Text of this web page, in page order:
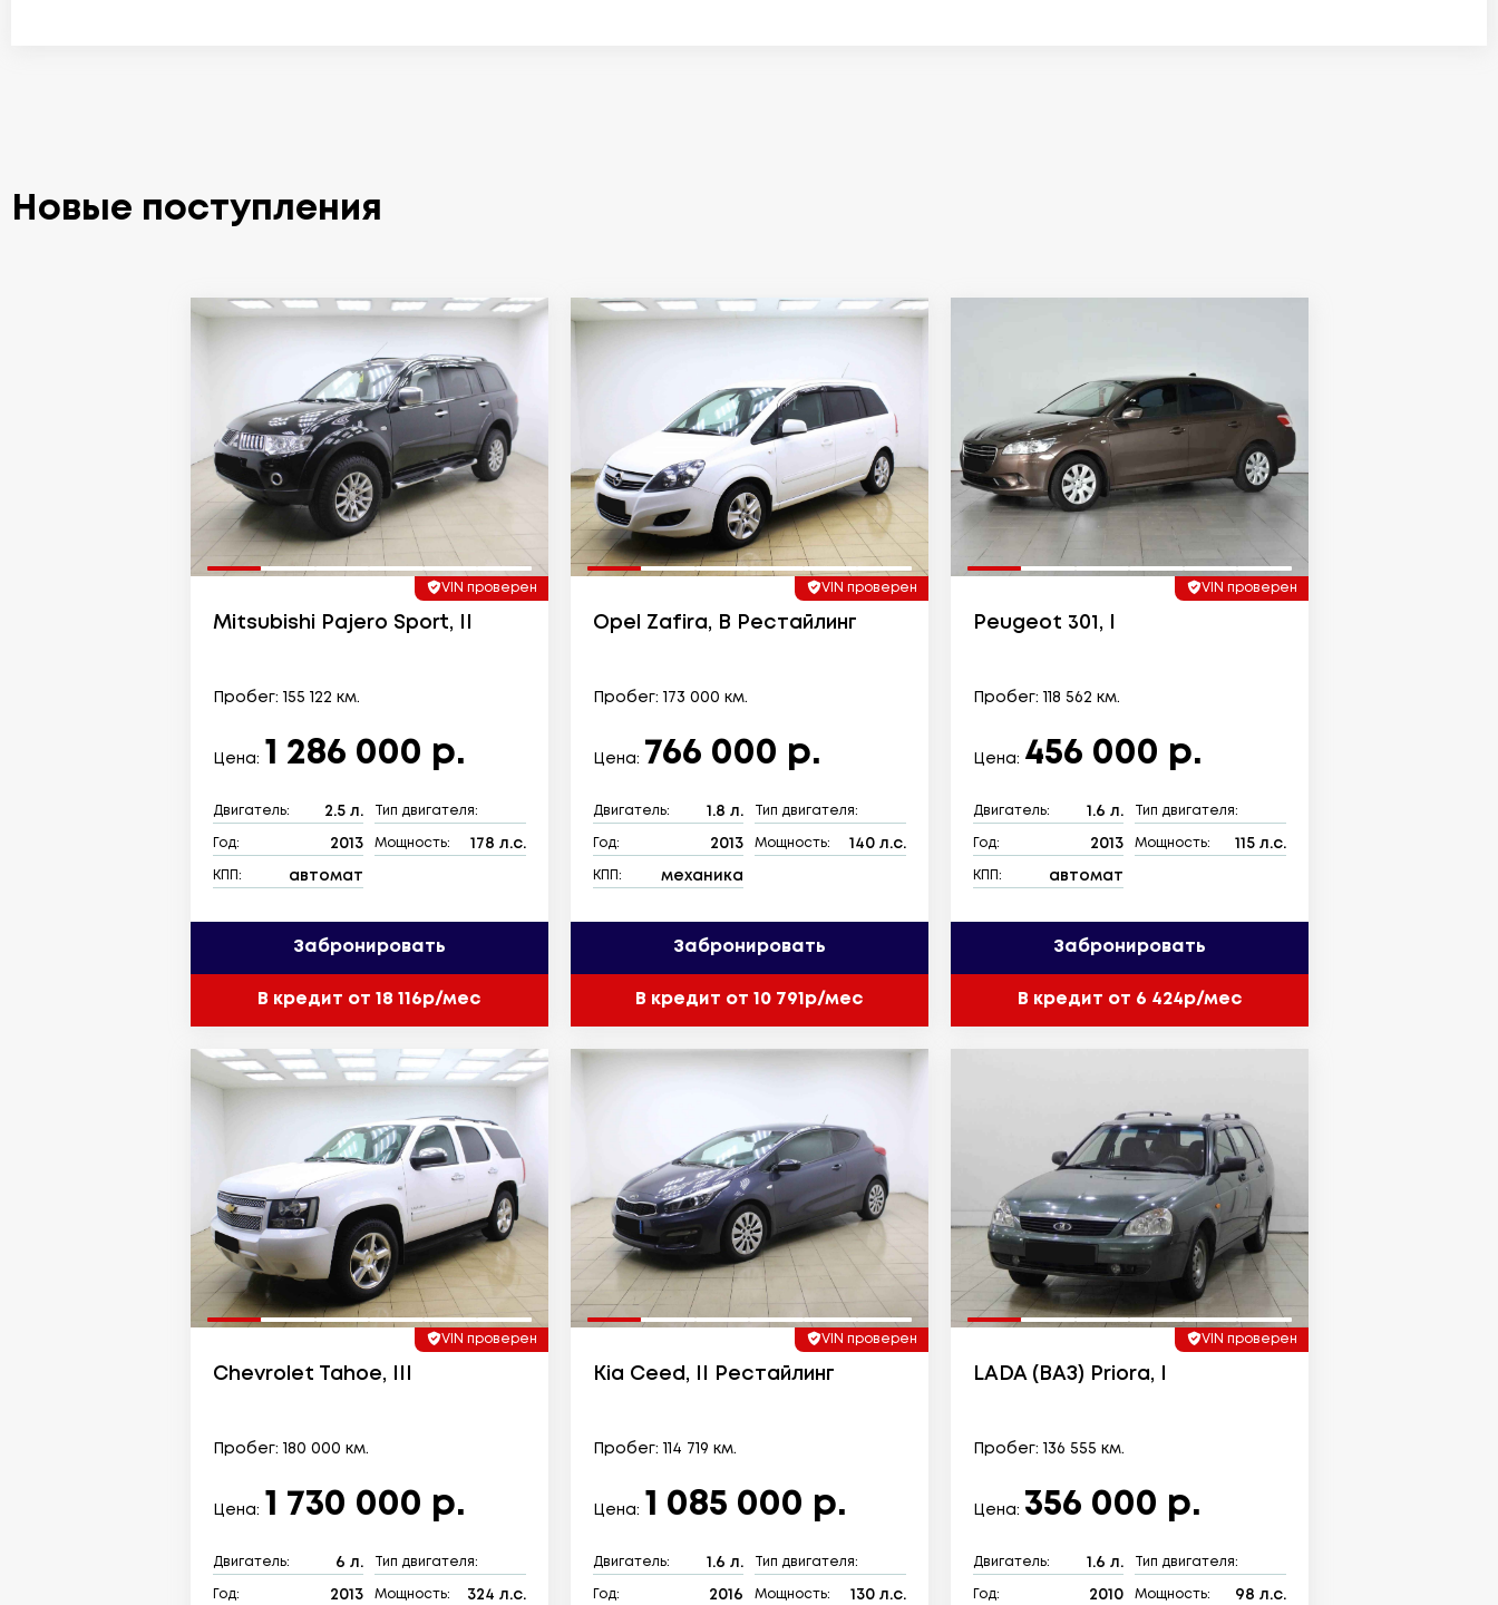
Новые поступления
VIN проверен
Mitsubishi Pajero Sport, II
Пробег: 155 122 км.
Цена: 1 286 000 р.
Двигатель: 2.5 л. Тип двигателя:
Год: 2013 Мощность: 178 л.с.
КПП: автомат
Забронировать
В кредит от 18 116р/мес
VIN проверен
Opel Zafira, B Рестайлинг
Пробег: 173 000 км.
Цена: 766 000 р.
Двигатель: 1.8 л. Тип двигателя:
Год: 2013 Мощность: 140 л.с.
КПП: механика
Забронировать
В кредит от 10 791р/мес
VIN проверен
Peugeot 301, I
Пробег: 118 562 км.
Цена: 456 000 р.
Двигатель: 1.6 л. Тип двигателя:
Год: 2013 Мощность: 115 л.с.
КПП: автомат
Забронировать
В кредит от 6 424р/мес
VIN проверен
Chevrolet Tahoe, III
Пробег: 180 000 км.
Цена: 1 730 000 р.
Двигатель: 6 л. Тип двигателя:
Год: 2013 Мощность: 324 л.с.
VIN проверен
Kia Ceed, II Рестайлинг
Пробег: 114 719 км.
Цена: 1 085 000 р.
Двигатель: 1.6 л. Тип двигателя:
Год: 2016 Мощность: 130 л.с.
VIN проверен
LADA (ВАЗ) Priora, I
Пробег: 136 555 км.
Цена: 356 000 р.
Двигатель: 1.6 л. Тип двигателя:
Год: 2010 Мощность: 98 л.с.